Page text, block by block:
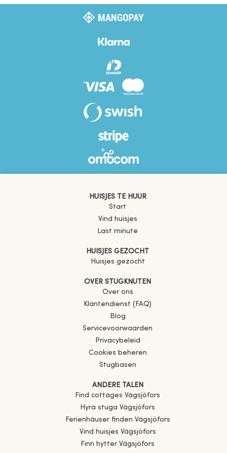
HUISJES TE HUUR
Start
Vind huisjes
Last minute
HUISJES GEZOCHT
Huisjes gezocht
OVER STUGKNUTEN
Over ons
Klantendienst (FAQ)
Blog
Servicevoorwaarden
Privacybeleid
Cookies beheren
Stugbasen
ANDERE TALEN
Find cottages Vägsjöfors
Hyra stuga Vägsjöfors
Ferienhäuser finden Vägsjöfors
Vind huisjes Vägsjöfors
Finn hytter Vägsjöfors